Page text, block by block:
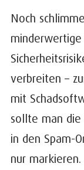
Noch
verbreiten ­­–
mit
sollte man die
in den Spam-
nur